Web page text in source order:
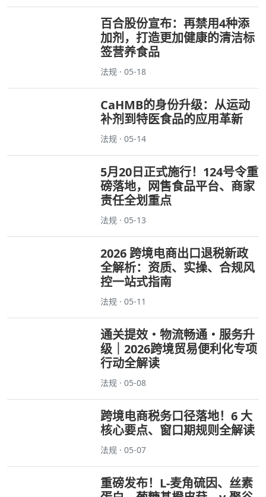
百合股份宣布：再禁用4种添
加剂，打造更加健康的清洁标
签营养食品
法规 · 05-18
CaHMB的身份升级：从运动
补剂到特医食品的应用革新
法规 · 05-14
5月20日正式施行！124号令重
磅落地，网售食品平台、商家
责任全划重点
法规 · 05-13
2026 跨境电商出口退税新政
全解析：资质、实操、合规风
控一站式指南
法规 · 05-11
通关提效・物流畅通・服务升
级｜2026跨境贸易便利化专项
行动全解读
法规 · 05-08
跨境电商税务口径落地！6 大
核心要点、窗口期规则全解读
法规 · 05-07
重磅发布！L-麦角硫因、丝素